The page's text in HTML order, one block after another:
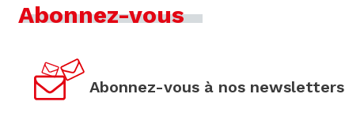
Abonnez-vous
Abonnez-vous à nos newsletters